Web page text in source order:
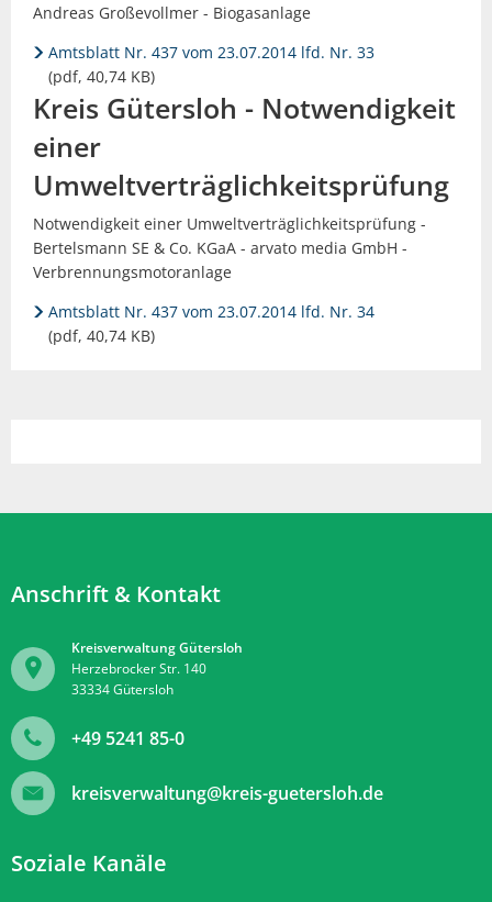
Andreas Großevollmer - Biogasanlage
Amtsblatt Nr. 437 vom 23.07.2014 lfd. Nr. 33
(pdf, 40,74 KB)
Kreis Gütersloh - Notwendigkeit
einer
Umweltverträglichkeitsprüfung
Notwendigkeit einer Umweltverträglichkeitsprüfung -
Bertelsmann SE & Co. KGaA - arvato media GmbH -
Verbrennungsmotoranlage
Amtsblatt Nr. 437 vom 23.07.2014 lfd. Nr. 34
(pdf, 40,74 KB)
Anschrift & Kontakt
Kreisverwaltung Gütersloh
Herzebrocker Str. 140
33334Gütersloh
+49 5241 85-0
kreisverwaltung@kreis-guetersloh.de
Soziale Kanäle